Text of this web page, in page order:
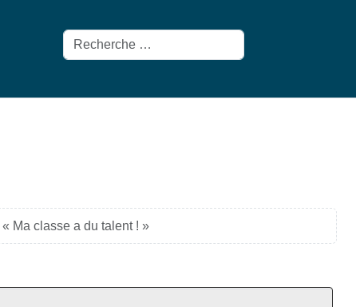
Rechercher
Ma classe a du talent ! »